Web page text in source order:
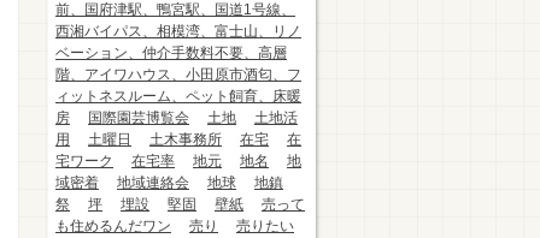
前、国府津駅、鴨宮駅、国道1号線、
西湘バイパス、相模湾、富士山、リノ
ベーション、仲介手数料不要、高層
階、アイワハウス、小田原市酒匂、フ
ィットネスルーム、ペット飼育、床暖
房
国際園芸博覧会 土地
土地活
用
土曜日 土木事務所 在宅
在
宅ワーク
在宅率 地元 地名
地
域密着
地域連絡会 地球
地鎮
祭
坪 埋設 堅固 壁紙
売って
も住めるんだワン
売り
売りたい